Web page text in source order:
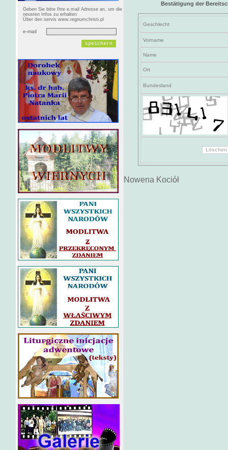
Geben Sie bitte Ihre e.mail Adresse an, um die
neusten Infos zu erhalten
Über den servis www.regnumchristi.pl
e-mail
Bestätigung der
Geschlecht
Vorname
Name
Ort
Bundesland
Nowena Kociół